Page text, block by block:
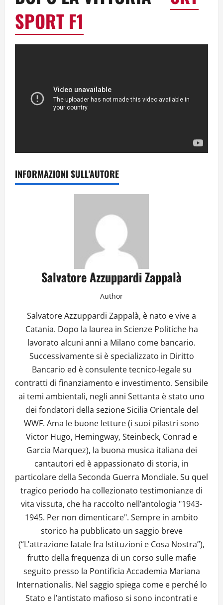
SPORT F1
INFORMAZIONI SULL'AUTORE
Salvatore Azzuppardi Zappalà
Author
Salvatore Azzuppardi Zappalà, è nato e vive a
Catania. Dopo la laurea in Scienze Politiche ha
lavorato alcuni anni a Milano come bancario.
Successivamente si è specializzato in Diritto
Bancario ed è consulente tecnico-legale su
contratti di finanziamento e investimento. Sensibile
ai temi ambientali, negli anni Settanta è stato uno
dei fondatori della sezione Sicilia Orientale del
WWF. Ama le buone letture (i suoi pilastri sono
Victor Hugo, Hemingway, Steinbeck, Conrad e
Garcia Marquez), la buona musica italiana dei
cantautori ed è appassionato di storia, in
particolare della Seconda Guerra Mondiale. Su quel
tragico periodo ha collezionato testimonianze di
vita vissuta, che ha raccolto nell’antologia "1943-
1945. Per non dimenticare". Sempre in ambito
storico ha pubblicato un saggio breve
(“L’attrazione fatale fra Istituzioni e Cosa Nostra”),
frutto della frequenza di un corso sulle mafie
seguito presso la Pontificia Accademia Mariana
Internationalis. Nel saggio spiega come e perché lo
Stato e l’antistato mafioso si sono incontrati e